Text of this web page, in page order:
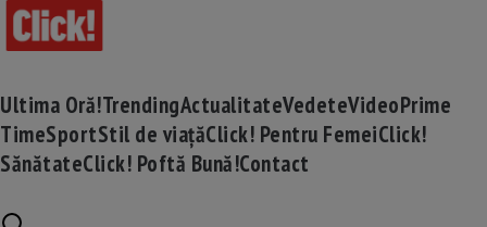
Ultima Oră!TrendingActualitateVedeteVideoPrime
TimeSportStil de viațăClick! Pentru FemeiClick!
SănătateClick! Poftă Bună!Contact